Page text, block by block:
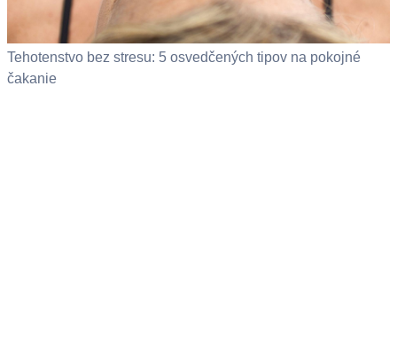
Tehotenstvo bez stresu: 5 osvedčených tipov na pokojné
čakanie